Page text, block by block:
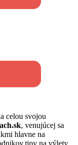
celou svojou
, venujúcej sa
hlavne na
na výlety